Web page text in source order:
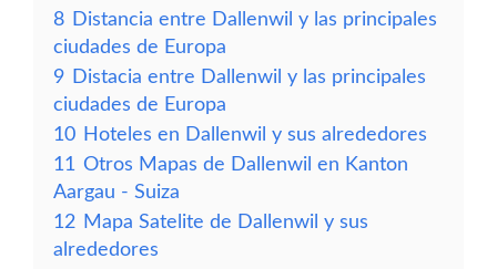
8 Distancia entre Dallenwil y las principales
ciudades de Europa
9 Distacia entre Dallenwil y las principales
ciudades de Europa
10 Hoteles en Dallenwil y sus alrededores
11 Otros Mapas de Dallenwil en Kanton
Aargau - Suiza
12 Mapa Satelite de Dallenwil y sus
alrededores